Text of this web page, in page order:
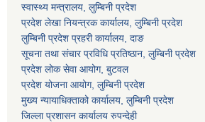
स्वास्थ्य मन्त्रालय, लुम्बिनी प्रदेश
प्रदेश लेखा नियन्त्रक कार्यालय, लुम्बिनी प्रदेश
लुम्बिनी प्रदेश प्रहरी कार्यालय, दाङ
सूचना तथा संचार प्रविधि प्रतिष्ठान, लुम्बिनी प्रदेश
प्रदेश लोक सेवा आयोग, बुटवल
प्रदेश योजना आयोग, लुम्बिनी प्रदेश
मुख्य न्यायाधिक्ताको कार्यालय, लुम्बिनी प्रदेश
जिल्ला प्रशासन कार्यालय रुपन्देही